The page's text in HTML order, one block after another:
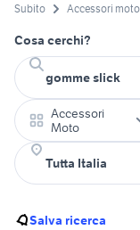
Subito Accessori moto
Cosa cerchi?
Accessori
Moto
Salva ricerca